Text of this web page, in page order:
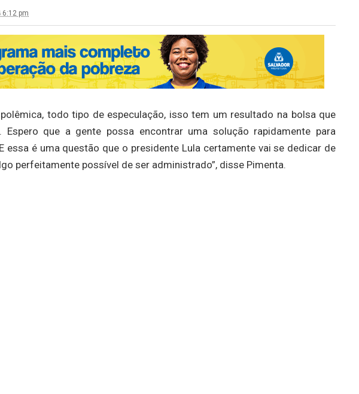
6:12 pm
todo tipo de especulação, isso tem um resultado na bolsa que
Espero que a gente possa encontrar uma solução rapidamente para
essa é uma questão que o presidente Lula certamente vai se dedicar de
perfeitamente possível de ser administrado”, disse Pimenta.